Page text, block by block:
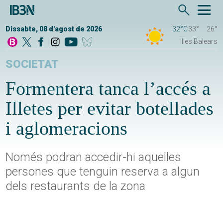
Dissabte, 08 d'agost de 2026 32°C33°
26°
Illes Balears
SOCIETAT
Formentera tanca l’accés a
Illetes per evitar botellades
i aglomeracions
Només podran accedir-hi aquelles
persones que tenguin reserva a algun
dels restaurants de la zona